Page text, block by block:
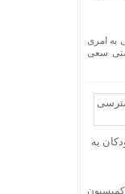
به امری
سعی
به